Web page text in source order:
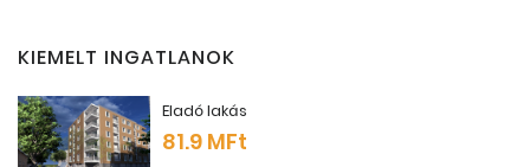
KIEMELT INGATLANOK
Eladó lakás
81.9 MFt